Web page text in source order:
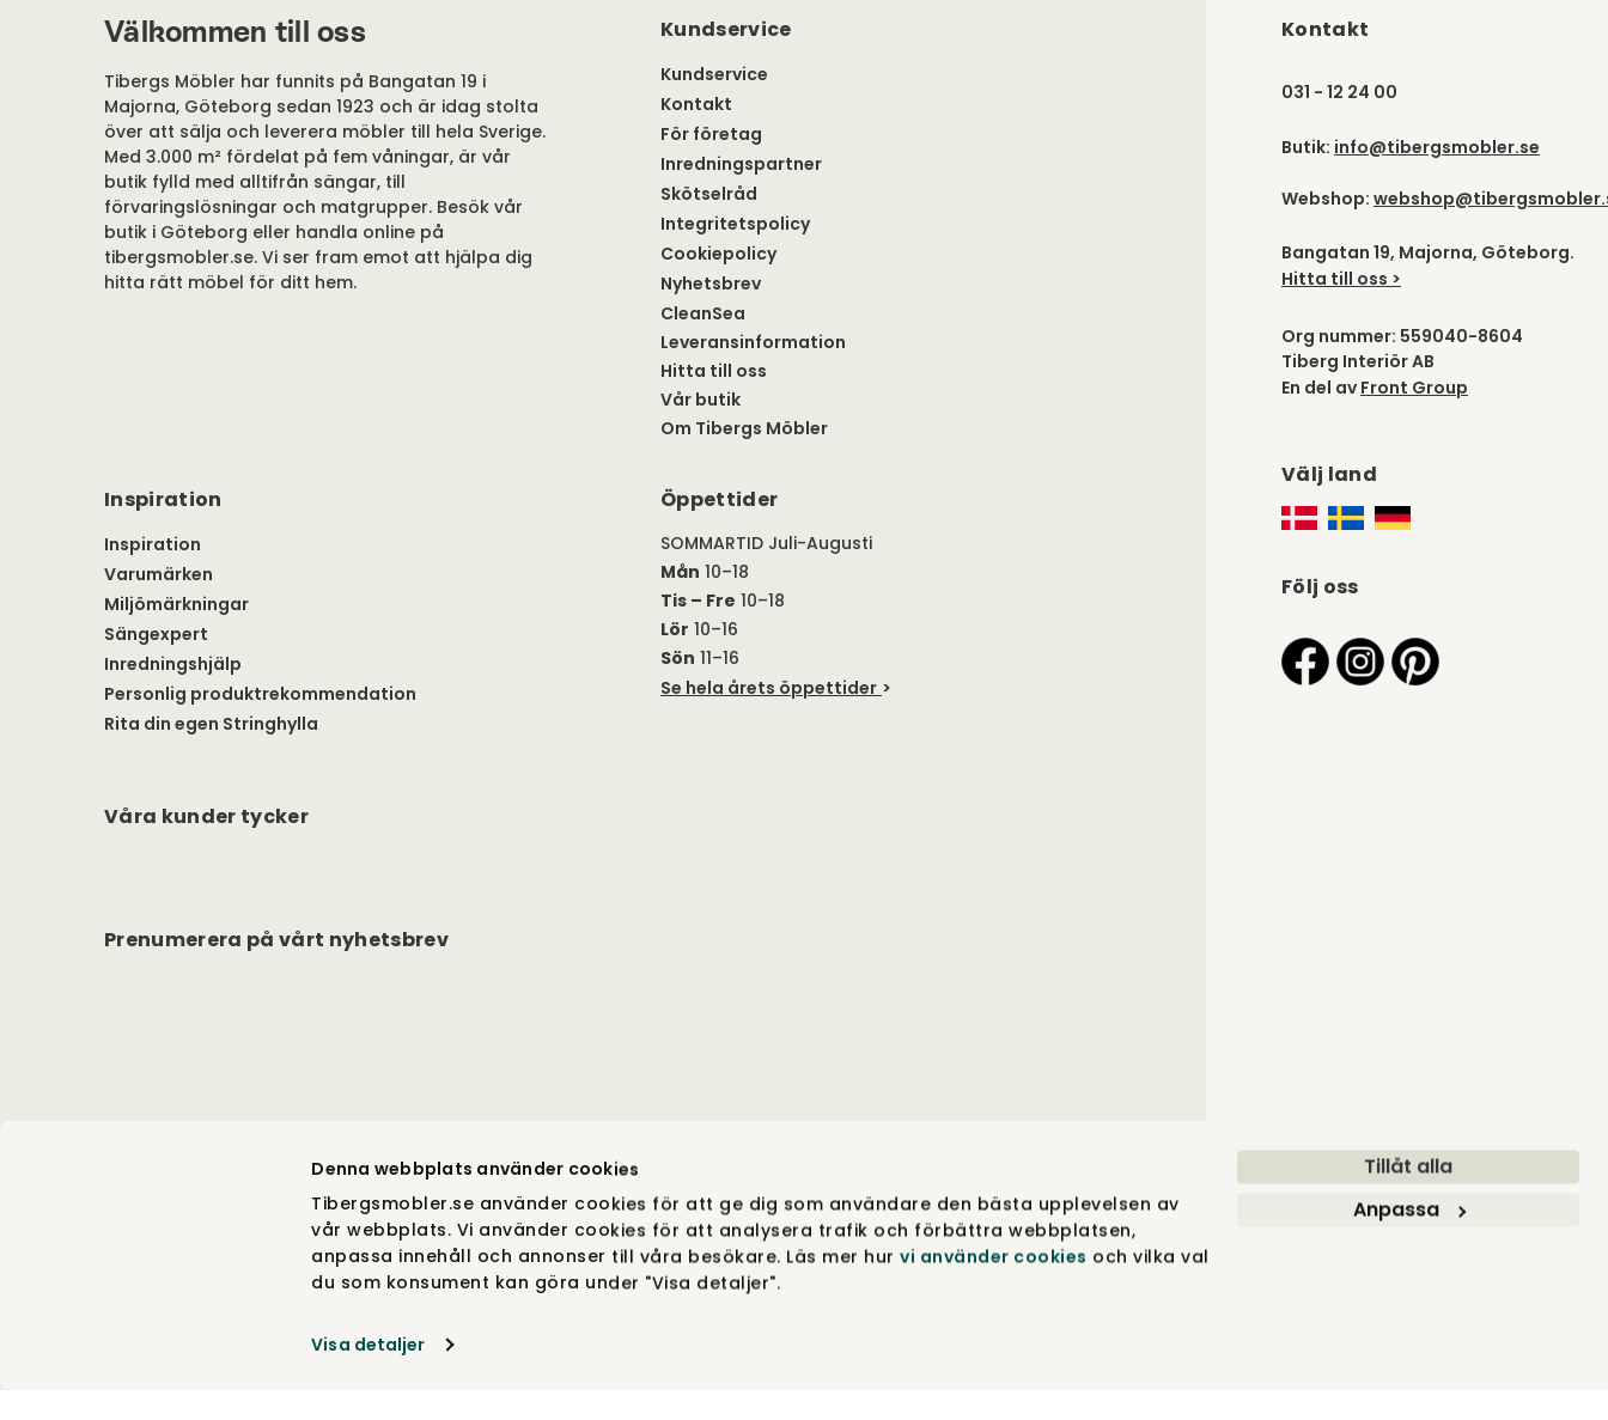
Denna webbplats använder cookies
Tibergsmobler.se använder cookies för att ge dig som användare den bästa upplevelsen av
vår webbplats. Vi använder cookies för att analysera trafik och förbättra webbplatsen,
anpassa innehåll och annonser till våra besökare. Läs mer hurvi använder cookies och vilka val
du som konsument kan göra under "Visa detaljer".
Visa detaljer
Tillåt alla
Anpassa
Välkommen till oss
Tibergs Möbler har funnits på Bangatan 19 i
Majorna, Göteborg sedan 1923 och är idag stolta
över att sälja och leverera möbler till hela Sverige.
Med 3.000 m² fördelat på fem våningar, är vår
butik fylld med alltifrån sängar, till
förvaringslösningar och matgrupper. Besök vår
butik i Göteborg eller handla online på
tibergsmobler.se. Vi ser fram emot att hjälpa dig
hitta rätt möbel för ditt hem.
Kundservice
Kundservice
Kontakt
För företag
Inredningspartner
Skötselråd
Integritetspolicy
Cookiepolicy
Nyhetsbrev
CleanSea
Leveransinformation
Hitta till oss
Vår butik
Om Tibergs Möbler
Inspiration
Inspiration
Varumärken
Miljömärkningar
Sängexpert
Inredningshjälp
Personlig produktrekommendation
Rita din egen Stringhylla
Öppettider
SOMMARTID Juli-Augusti
Mån 10–18
Tis – Fre 10–18
Lör 10–16
Sön 11–16
Se hela årets öppettider >
Våra kunder tycker
Prenumerera på vårt nyhetsbrev
Kontakt
031 - 12 24 00
Butik: info@tibergsmobler.se
Webshop:
Bangatan 19, Majorna, Göteborg.
Hitta till oss >
Org nummer: 559040-8604
Tiberg Interiör AB
En del av Front Group
Välj land
Följ oss